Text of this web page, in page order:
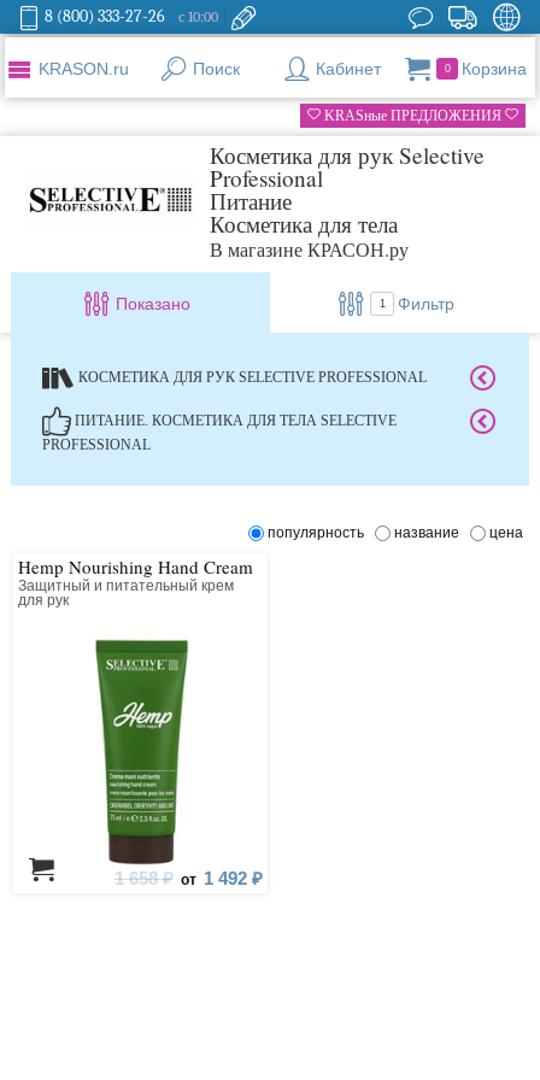
8 (800) 333-27-26 с 10:00
KRASON.ru Поиск Кабинет 0 Корзина
KRASные ПРЕДЛОЖЕНИЯ
Косметика для рук Selective
Professional
Питание
Косметика для тела
В магазине КРАСОН.ру
Показано 1 Фильтр
КОСМЕТИКА ДЛЯ РУК SELECTIVE PROFESSIONAL
ПИТАНИЕ. КОСМЕТИКА ДЛЯ ТЕЛА SELECTIVE
PROFESSIONAL
популярность название цена
Hemp Nourishing Hand Cream
Защитный и питательный крем
для рук
1 658 ₽ от 1 492 ₽